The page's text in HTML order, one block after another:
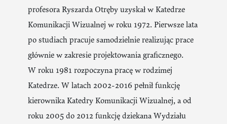
profesora Ryszarda Otręby uzyskał w Katedrze
Komunikacji Wizualnej w roku 1972. Pierwsze lata
po studiach pracuje samodzielnie realizując prace
głównie w zakresie projektowania graficznego.
W roku 1981 rozpoczyna pracę w rodzimej
Katedrze. W latach 2002-2016 pełnił funkcję
kierownika Katedry Komunikacji Wizualnej, a od
roku 2005 do 2012 funkcję dziekana Wydziału